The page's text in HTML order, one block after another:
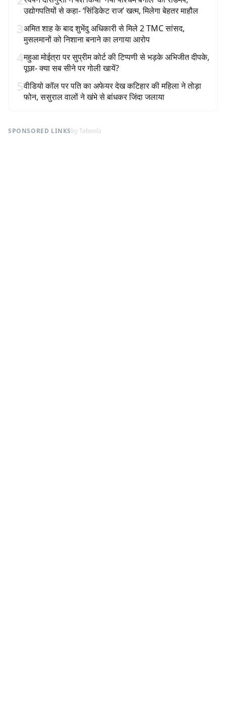
उद्योगपतियों से कहा- ‘सिंडिकेट राज’ खत्म, मिलेगा बेहतर माहौल
3अमित शाह के बाद शुभेंदु अधिकारी से मिले 2 TMC सांसद,
मुसलमानों को निशाना बनाने का लगाया आरोप
4महुआ मोईत्रा पर सुप्रीम कोर्ट की टिप्पणी से भड़के अभिजीत दीपके,
पूछा- क्या सब सीने पर गोली खायें?
5वीडियो कॉल पर पति का अफेयर देख कटिहार की महिला ने तोड़ा
फोन, ससुराल वालों ने खंभे से बांधकर जिंदा जलाया
SPONSORED LINKSby Taboola